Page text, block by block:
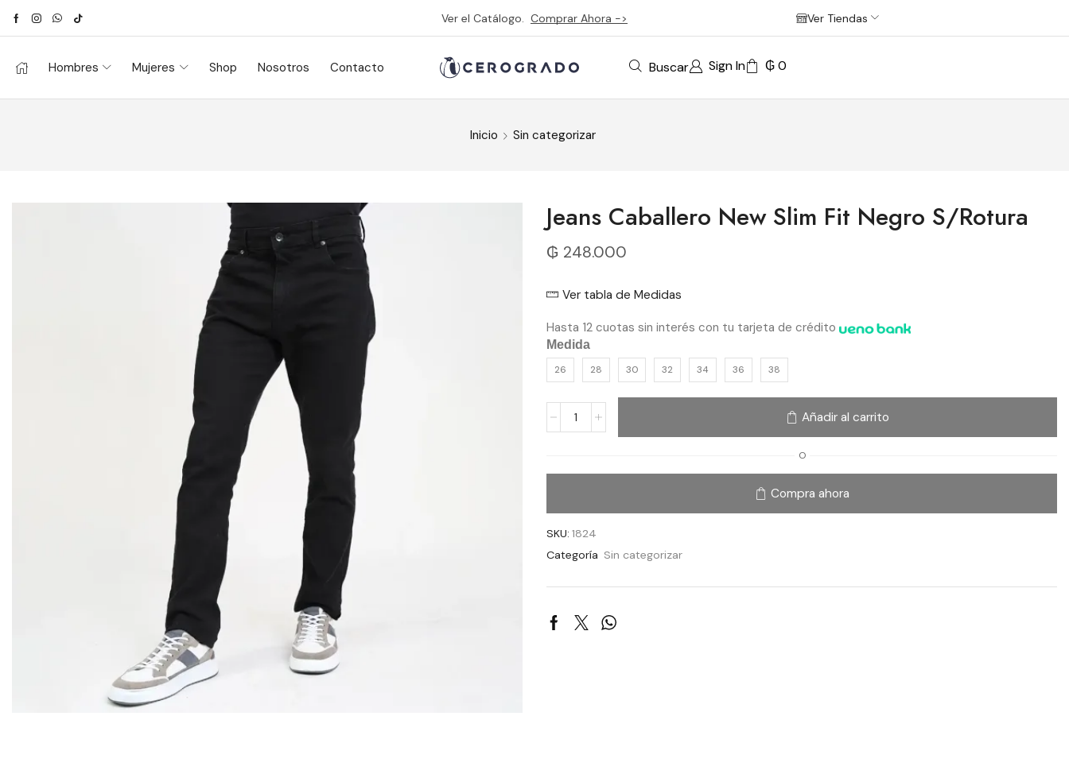
Ver el Catálogo. Comprar Ahora -> Ver Tiendas
Hombres Mujeres Shop Nosotros Contacto Buscar Sign In ₲0
Inicio Sin categorizar
Jeans Caballero New Slim Fit Negro S/Rotura
₲ 248.000
Ver tabla de Medidas
Hasta 12 cuotas sin interés con tu tarjeta de crédito
Medida
26 28 30 32 34 36 38
Añadir al carrito
O
Compra ahora
SKU: 1824
Categoría Sin categorizar